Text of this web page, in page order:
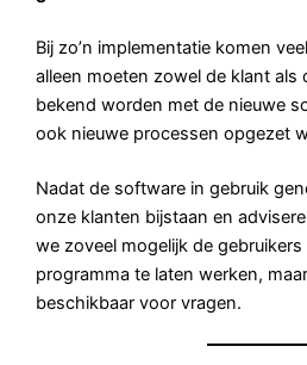
Bij zo’n implementatie komen
alleen moeten zowel de klant als
bekend worden met de nieuwe
ook nieuwe processen opgezet
Nadat de software in gebruik
onze klanten bijstaan en
we zoveel mogelijk de
programma te laten werken,
beschikbaar voor vragen.